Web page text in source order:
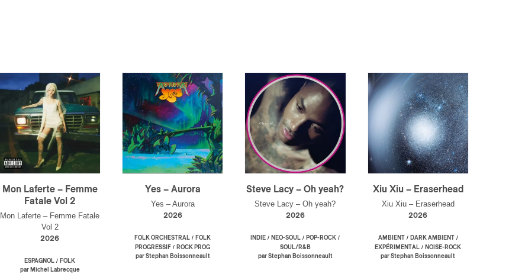
Mon Laferte – Femme
Fatale Vol 2
Mon Laferte – Femme Fatale
Vol 2
2026
ESPAGNOL / FOLK
par Michel Labrecque
Yes – Aurora
Yes – Aurora
2026
FOLK ORCHESTRAL / FOLK
PROGRESSIF / ROCK PROG
par Stephan Boissonneault
Steve Lacy – Oh yeah?
Steve Lacy – Oh yeah?
2026
INDIE / NEO-SOUL / POP-ROCK /
SOUL/R&B
par Stephan Boissonneault
Xiu Xiu – Eraserhead
Xiu Xiu – Eraserhead
2026
AMBIENT/ DARK AMBIENT/
EXPÉRIMENTAL / NOISE-ROCK
par Stephan Boissonneault